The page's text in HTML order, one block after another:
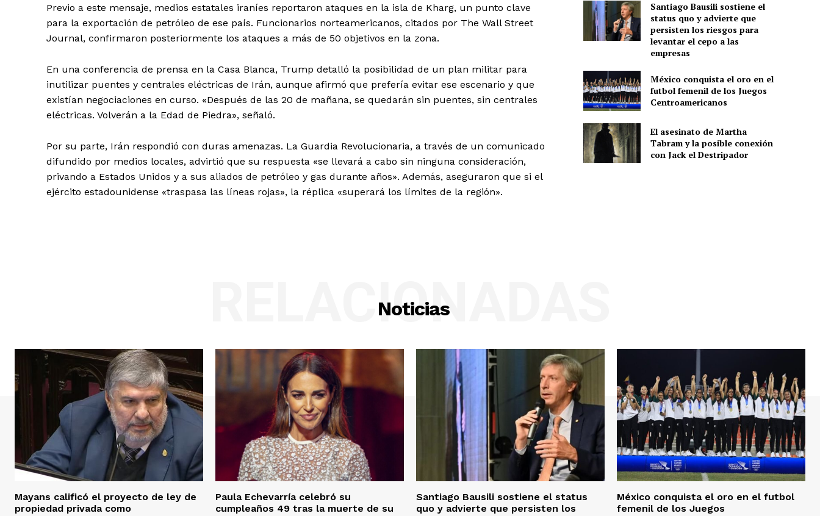
Previo a este mensaje, medios estatales iraníes reportaron ataques en la isla de Kharg, un punto clave
para la exportación de petróleo de ese país. Funcionarios norteamericanos, citados por The Wall Street
Journal, confirmaron posteriormente los ataques a más de 50 objetivos en la zona.
En una conferencia de prensa en la Casa Blanca, Trump detalló la posibilidad de un plan militar para
inutilizar puentes y centrales eléctricas de Irán, aunque afirmó que prefería evitar ese escenario y que
existían negociaciones en curso. «Después de las 20 de mañana, se quedarán sin puentes, sin centrales
eléctricas. Volverán a la Edad de Piedra», señaló.
Por su parte, Irán respondió con duras amenazas. La Guardia Revolucionaria, a través de un comunicado
difundido por medios locales, advirtió que su respuesta «se llevará a cabo sin ninguna consideración,
privando a Estados Unidos y a sus aliados de petróleo y gas durante años». Además, aseguraron que si el
ejército estadounidense «traspasa las líneas rojas», la réplica «superará los límites de la región».
Santiago Bausili sostiene el
status quo y advierte que
persisten los riesgos para
levantar el cepo a las
empresas
México conquista el oro en el
futbol femenil de los Juegos
Centroamericanos
El asesinato de Martha
Tabram y la posible conexión
con Jack el Destripador
Noticias
RELACIONADAS
Mayans calificó el proyecto de ley de
propiedad privada como
Paula Echevarría celebró su
cumpleaños 49 tras la muerte de su
Santiago Bausili sostiene el status
quo y advierte que persisten los
México conquista el oro en el futbol
femenil de los Juegos